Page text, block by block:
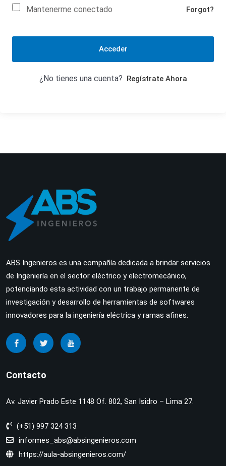
Mantenerme conectado Forgot?
Acceder
¿No tienes una cuenta? Regístrate Ahora
ABS Ingenieros es una compañía dedicada a brindar servicios
de Ingeniería en el sector eléctrico y electromecánico,
potenciando esta actividad con un trabajo permanente de
investigación y desarrollo de herramientas de softwares
innovadores para la ingeniería eléctrica y ramas afines.
Contacto
Av. Javier Prado Este 1148 Of. 802, San Isidro – Lima 27.
(+51) 997 324 313
informes_abs@absingenieros.com
https://aula-absingenieros.com/